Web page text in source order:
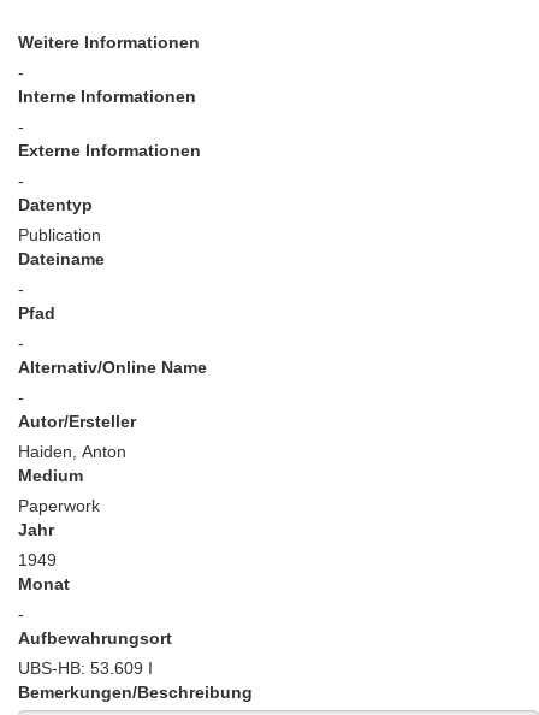
Weitere Informationen
-
Interne Informationen
-
Externe Informationen
-
Datentyp
Publication
Dateiname
-
Pfad
-
Alternativ/Online Name
-
Autor/Ersteller
Haiden, Anton
Medium
Paperwork
Jahr
1949
Monat
-
Aufbewahrungsort
UBS-HB: 53.609 I
Bemerkungen/Beschreibung